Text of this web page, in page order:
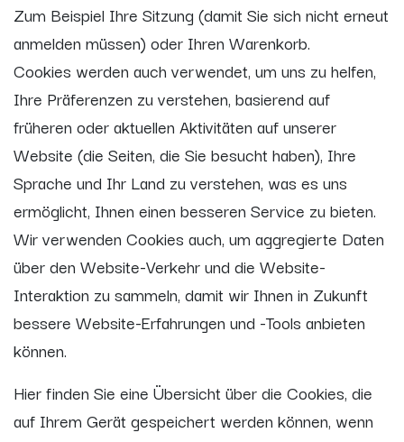
Zum Beispiel Ihre Sitzung (damit Sie sich nicht erneut
anmelden müssen) oder Ihren Warenkorb.
Cookies werden auch verwendet, um uns zu helfen,
Ihre Präferenzen zu verstehen, basierend auf
früheren oder aktuellen Aktivitäten auf unserer
Website (die Seiten, die Sie besucht haben), Ihre
Sprache und Ihr Land zu verstehen, was es uns
ermöglicht, Ihnen einen besseren Service zu bieten.
Wir verwenden Cookies auch, um aggregierte Daten
über den Website-Verkehr und die Website-
Interaktion zu sammeln, damit wir Ihnen in Zukunft
bessere Website-Erfahrungen und -Tools anbieten
können.
Hier finden Sie eine Übersicht über die Cookies, die
auf Ihrem Gerät gespeichert werden können, wenn